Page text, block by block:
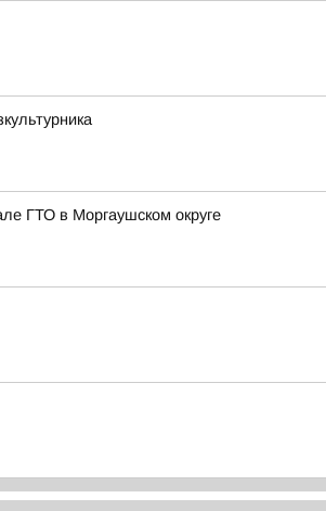
ГТО в Моргаушском округе